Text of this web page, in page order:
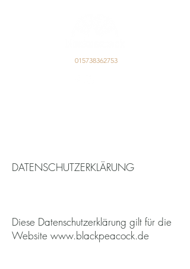
015738362753
DATENSCHUTZERKLÄRUNG
Diese Datenschutzerklärung gilt für die
Website www.blackpeacock.de